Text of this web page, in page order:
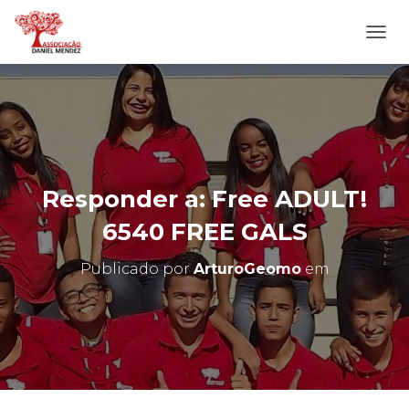
L
T
E
R
N
A
N
A
E
G
O
Responder a: Free ADULT!
6540 FREE GALS
Publicado porArturoGeomoem